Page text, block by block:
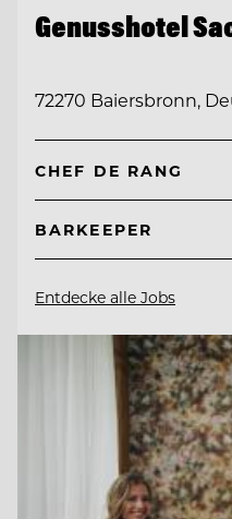
Genusshotel
72270 Baiersbronn,
CHEF DE RANG
BARKEEPER
Entdecke alle Jobs